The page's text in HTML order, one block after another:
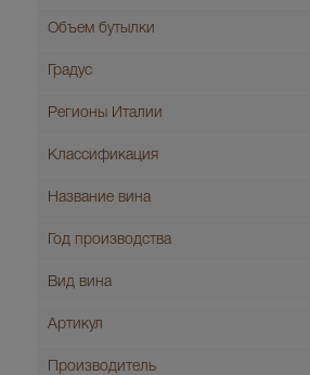
Объем бутылки
Градус
Регионы Италии
Классификация
Название вина
Год производства
Вид вина
Артикул
Производитель